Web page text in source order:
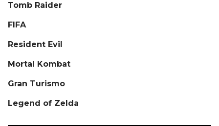
Tomb Raider
FIFA
Resident Evil
Mortal Kombat
Gran Turismo
Legend of Zelda